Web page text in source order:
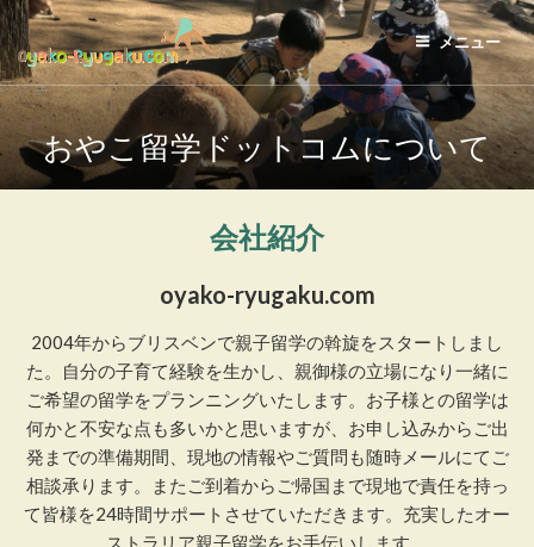
コ
ン
テ
ン
ツ
へ
ス
おやこ留学ドットコム
メニュー
おやこ留学ドットコムについて
会社紹介
oyako-ryugaku.com
2004年からブリスベンで親子留学の斡旋をスタートしまし
た。自分の子育て経験を生かし、親御様の立場になり一緒に
ご希望の留学をプランニングいたします。お子様との留学は
何かと不安な点も多いかと思いますが、お申し込みからご出
発までの準備期間、現地の情報やご質問も随時メールにてご
相談承ります。またご到着からご帰国まで現地で責任を持っ
て皆様を24時間サポートさせていただきます。充実したオー